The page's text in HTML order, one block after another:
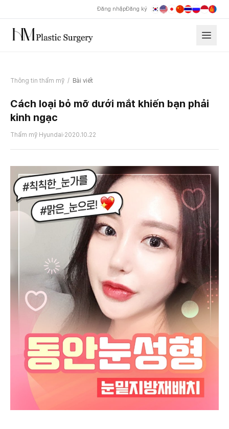
Đăng nhậpĐăng ký
Thông tin thẩm mỹ / Bài viết
Cách loại bỏ mỡ dưới mắt khiến bạn phải
kinh ngạc
Thẩm mỹ Hyundai·2020.10.22